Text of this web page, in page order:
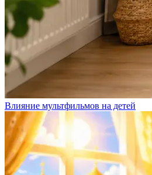
Влияние мультфильмов на детей